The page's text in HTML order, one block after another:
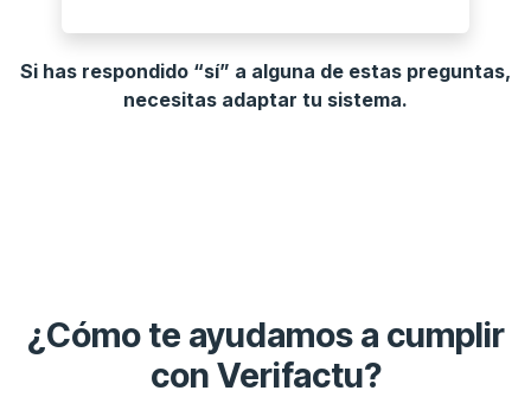
Si has respondido “sí” a alguna de estas preguntas,
necesitas adaptar tu sistema.
¿Cómo te ayudamos a cumplir
con Verifactu?